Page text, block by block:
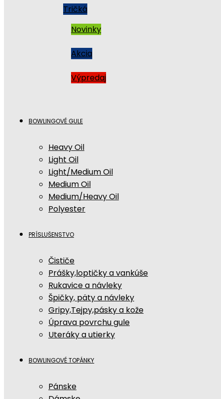
Tričká
Novinky
Akcia
Výpredaj
BOWLINGOVÉ GULE
Heavy Oil
Light Oil
Light/Medium Oil
Medium Oil
Medium/Heavy Oil
Polyester
PRÍSLUŠENSTVO
Čističe
Prášky,loptičky a vankúše
Rukavice a návleky
Špičky, päty a návleky
Gripy,Tejpy,pásky a kože
Úprava povrchu gule
Uteráky a utierky
BOWLINGOVÉ TOPÁNKY
Pánske